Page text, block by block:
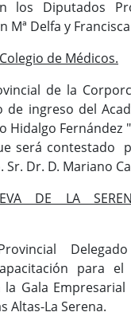
los Diputados
Mª Delfa y
de Médicos.
de la
de ingreso del
Hidalgo Fernández
será contestado
Dr. D. Mariano
DE LA
para el
la Gala Empresarial
Altas-La Serena.